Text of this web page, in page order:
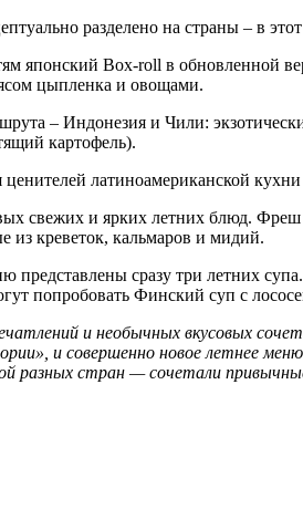
разделено на страны – в
японский Box-roll в обновленной
цыпленка и овощами.
– Индонезия и Чили:
картофель).
латиноамериканской
свежих и ярких летних блюд. Фреш
из креветок, кальмаров и мидий.
представлены сразу три летних
попробовать Финский суп с
и необычных вкусовых
и совершенно новое летнее
разных стран — сочетали